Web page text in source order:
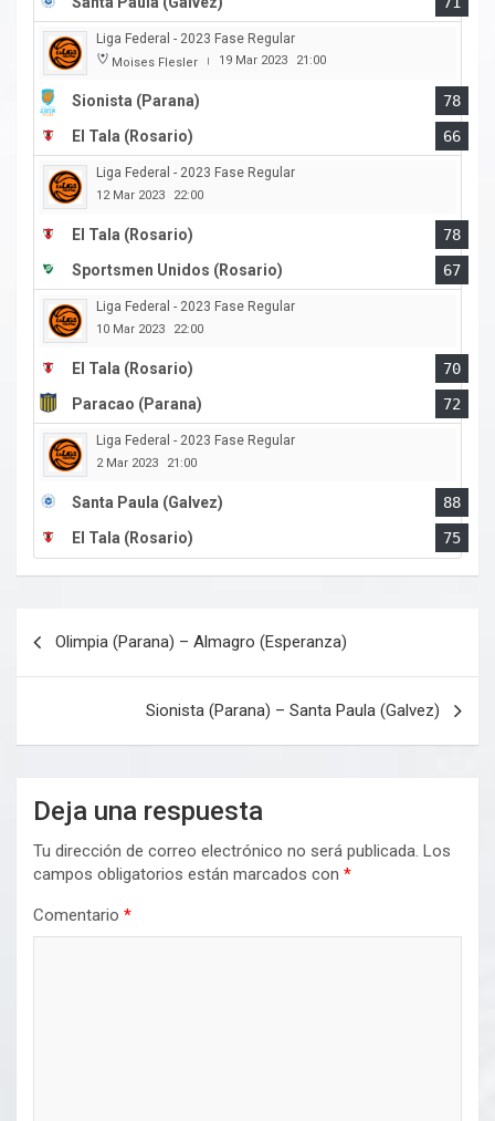
Liga Federal - 2023 Fase Regular
Moises Flesler | 19 Mar 2023 21:00
Sionista (Parana)
78
El Tala (Rosario)
66
Liga Federal - 2023 Fase Regular
12 Mar 2023 22:00
El Tala (Rosario)
78
Sportsmen Unidos (Rosario)
67
Liga Federal - 2023 Fase Regular
10 Mar 2023 22:00
El Tala (Rosario)
70
Paracao (Parana)
72
Liga Federal - 2023 Fase Regular
2 Mar 2023 21:00
Santa Paula (Galvez)
88
El Tala (Rosario)
75
Olimpia (Parana) – Almagro (Esperanza)
Sionista (Parana) – Santa Paula (Galvez)
Deja una respuesta
Tu dirección de correo electrónico no será publicada. Los
campos obligatorios están marcados con *
Comentario *